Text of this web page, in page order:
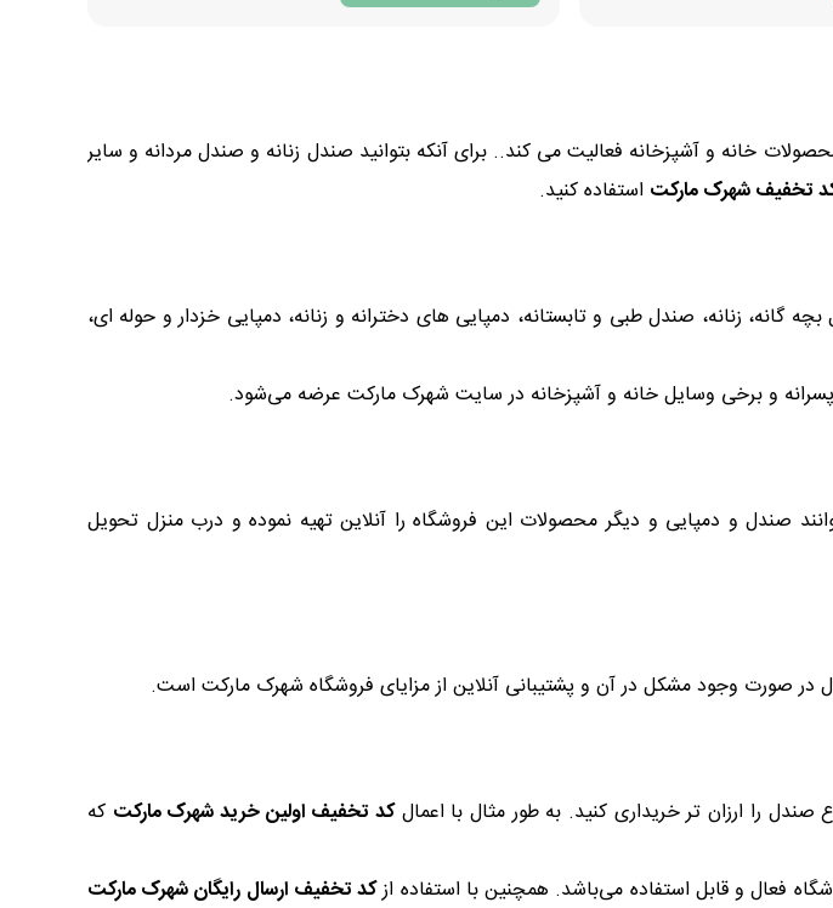
و صندل، اسباب بازی و محصولات خانه و آشپزخانه فعالیت می کند.. برای آنکه بتوانید صندل زنانه و صندل مردانه و سایر
تخفیف شهرک مارکت استفاده کنید.
زنانه، صندل طبی و تابستانه، دمپایی های دخترانه و زنانه، دمپایی خزدار و حوله ای،
و برخی وسایل خانه و آشپزخانه در سایت شهرک مارکت عرضه می‌شود.
صندل و دمپایی و دیگر محصولات این فروشگاه را آنلاین تهیه نموده و درب منزل تحویل
صورت وجود مشکل در آن و پشتیبانی آنلاین از مزایای فروشگاه شهرک مارکت است.
صندل را ارزان تر خریداری کنید. به طور مثال با اعمالکد تخفیف اولین خرید شهرک مارکت که
فعال و قابل استفاده می‌باشد. همچنین با استفاده ازکد تخفیف ارسال رایگان شهرک مارکت